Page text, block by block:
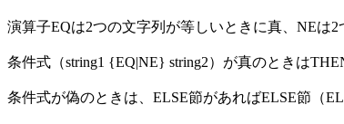
演算子EQは2つの文字列が等しいときに真、NEは
条件式（string1 {EQ|NE} string2）が真のときは
条件式が偽のときは、ELSE節があればELSE節（